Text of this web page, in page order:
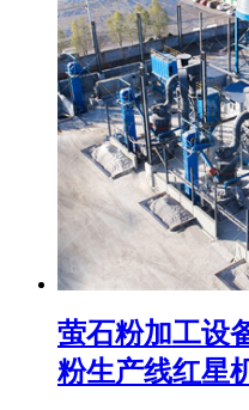
萤石粉加工设
粉生产线红星